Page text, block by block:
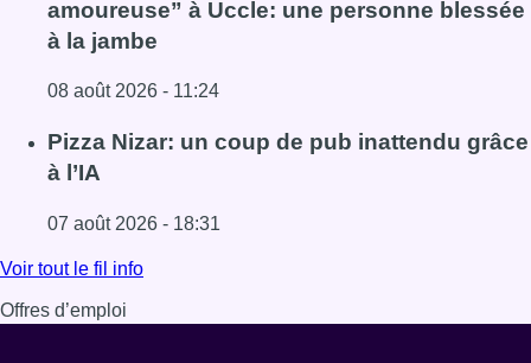
amoureuse” à Uccle: une personne blessée
à la jambe
08 août 2026 - 11:24
Lire l'article Coups de feu sur fond de “rivalité
Pizza Nizar: un coup de pub inattendu grâce
à l’IA
07 août 2026 - 18:31
Lire l'article Pizza Nizar: un coup de pub inattendu grâce
Voir tout le fil info
Offres d’emploi